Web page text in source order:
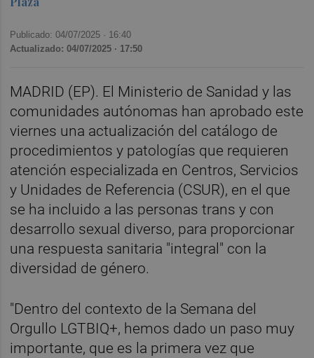
Publicado: 04/07/2025 · 16:40
Actualizado: 04/07/2025 · 17:50
MADRID (EP). El Ministerio de Sanidad y las
comunidades autónomas han aprobado este
viernes una actualización del catálogo de
procedimientos y patologías que requieren
atención especializada en Centros, Servicios
y Unidades de Referencia (CSUR), en el que
se ha incluido a las personas trans y con
desarrollo sexual diverso, para proporcionar
una respuesta sanitaria "integral" con la
diversidad de género.
"Dentro del contexto de la Semana del
Orgullo LGTBIQ+, hemos dado un paso muy
importante, que es la primera vez que